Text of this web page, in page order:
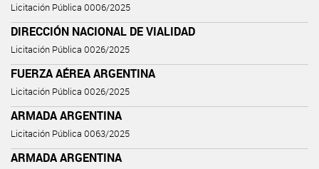
Licitación Pública 0006/2025
DIRECCIÓN NACIONAL DE VIALIDAD
Licitación Pública 0026/2025
FUERZA AÉREA ARGENTINA
Licitación Pública 0026/2025
ARMADA ARGENTINA
Licitación Pública 0063/2025
ARMADA ARGENTINA